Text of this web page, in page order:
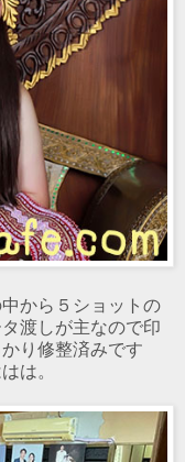
から５ショットの
渡しが主なので印
り修整済みです
は。